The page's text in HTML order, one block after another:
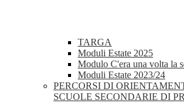
TARGA
Moduli Estate 2025
Modulo C'era una volta la
Moduli Estate 2023/24
PERCORSI DI
SCUOLE SECONDARIE DI